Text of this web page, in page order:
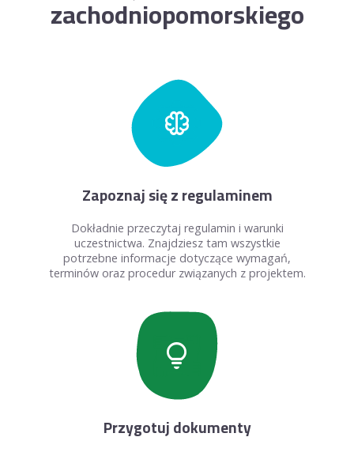
zachodniopomorskiego
neurology
Zapoznaj się z regulaminem
Dokładnie przeczytaj regulamin i warunki
uczestnictwa. Znajdziesz tam wszystkie
potrzebne informacje dotyczące wymagań,
terminów oraz procedur związanych z projektem.
lightbulb
Przygotuj dokumenty